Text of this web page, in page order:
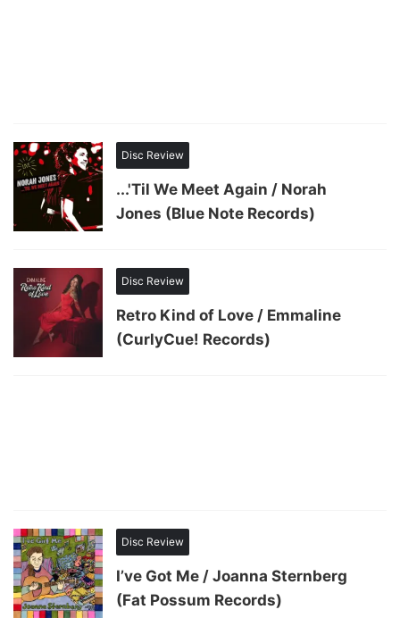
Disc Review
...'Til We Meet Again / Norah
Jones (Blue Note Records)
Disc Review
Retro Kind of Love / Emmaline
(CurlyCue! Records)
Disc Review
I’ve Got Me / Joanna Sternberg
(Fat Possum Records)